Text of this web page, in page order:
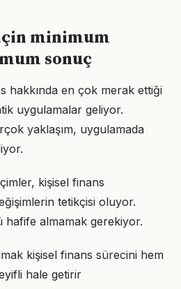
minimum
sonuç
hakkında en çok merak ettiği
uygulamalar geliyor.
yaklaşım, uygulamada
kişisel finans
tetikçisi oluyor.
hafife almamak gerekiyor.
kişisel finans sürecini hem
hale getirir